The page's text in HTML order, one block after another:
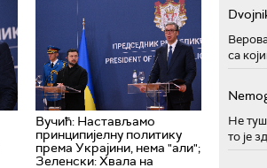
Вучић: Настављамо
принципијелну политику
према Украјини, нема "али";
Зеленски: Хвала на
са
Не
то је